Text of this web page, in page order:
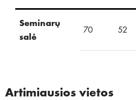
Seminarų
salė
70 52
Artimiausios vietos